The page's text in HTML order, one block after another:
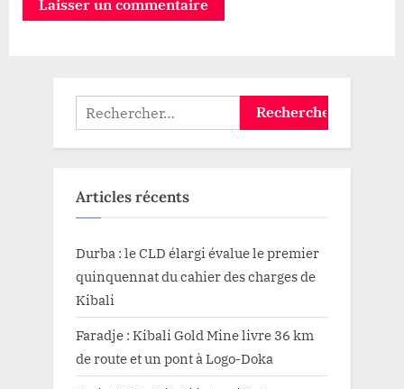
Rechercher :
Articles récents
Durba : le CLD élargi évalue le premier
quinquennat du cahier des charges de
Kibali
Faradje : Kibali Gold Mine livre 36 km
de route et un pont à Logo-Doka